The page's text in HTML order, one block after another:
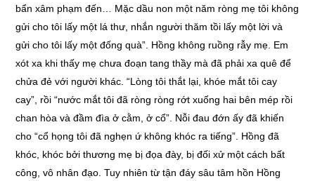
bẩn xâm phạm đến… Mặc dầu non một năm ròng mẹ tôi không
gửi cho tôi lấy một lá thư, nhắn người thăm tồi lấy một lời và
gửi cho tôi lấy một đống quà”. Hồng không ruồng rẫy mẹ. Em
xót xa khi thấy mẹ chưa đoạn tang thầy mà đã phải xa quê để
chửa đẻ với người khác. “Lòng tôi thắt lại, khóe mắt tôi cay
cay”, rồi “nước mắt tôi đã ròng ròng rớt xuống hai bên mép rồi
chan hòa và đầm đìa ở cằm, ở cổ”. Nỗi đau đớn ấy đã khiến
cho “cổ họng tôi đã nghẹn ứ không khóc ra tiếng”. Hồng đã
khóc, khóc bởi thương mẹ bị đọa đày, bị đối xử một cách bất
công, vô nhân đạo. Tuy nhiên từ tận đáy sâu tâm hồn Hồng